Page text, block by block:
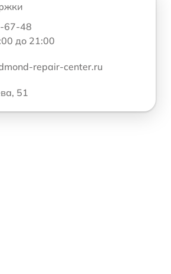
67-48
до 21:00
repair-center.ru
51